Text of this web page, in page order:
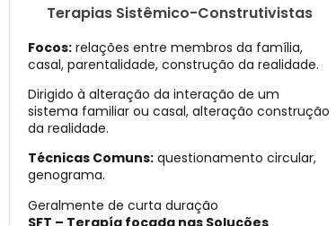
Terapias Sistêmico-Construtivistas
Focos: relações entre membros da família,
casal, parentalidade, construção da realidade.
Dirigido à alteração da interação de um
sistema familiar ou casal, alteração construção
da realidade.
Técnicas Comuns: questionamento circular,
genograma.
Geralmente de curta duração
SFT – Terapía focada nas Soluções